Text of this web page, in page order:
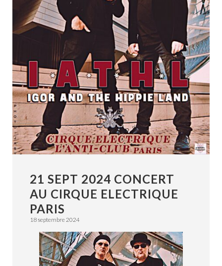
21 SEPT 2024 CONCERT
AU CIRQUE ELECTRIQUE
PARIS
18 septembre 2024